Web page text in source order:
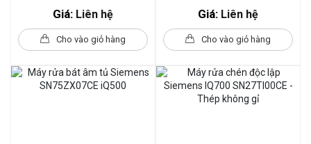
IQ700 Home Connect
Giá: Liên hệ
Cho vào giỏ hàng
SN55ZS07CE IQ500 60
Cm
Giá: Liên hệ
Cho vào giỏ hàng